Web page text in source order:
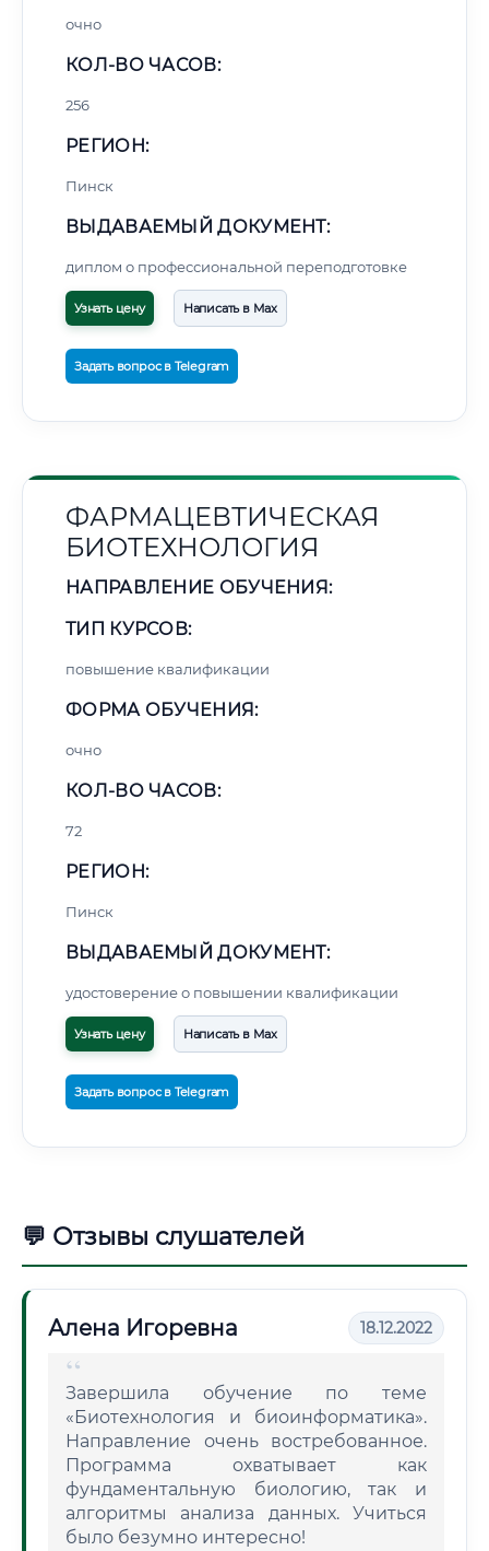
очно
КОЛ-ВО ЧАСОВ:
256
РЕГИОН:
Пинск
ВЫДАВАЕМЫЙ ДОКУМЕНТ:
диплом о профессиональной переподготовке
Узнать цену Написать в Max
Задать вопрос в Telegram
ФАРМАЦЕВТИЧЕСКАЯ
БИОТЕХНОЛОГИЯ
НАПРАВЛЕНИЕ ОБУЧЕНИЯ:
ТИП КУРСОВ:
повышение квалификации
ФОРМА ОБУЧЕНИЯ:
очно
КОЛ-ВО ЧАСОВ:
72
РЕГИОН:
Пинск
ВЫДАВАЕМЫЙ ДОКУМЕНТ:
удостоверение о повышении квалификации
Узнать цену Написать в Max
Задать вопрос в Telegram
💬 Отзывы слушателей
Алена Игоревна 18.12.2022
Завершила обучение по теме
«Биотехнология и биоинформатика».
Направление очень востребованное.
Программа охватывает как
фундаментальную биологию, так и
алгоритмы анализа данных. Учиться
было безумно интересно!